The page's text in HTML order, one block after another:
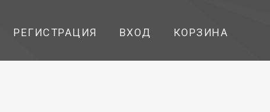
РЕГИСТРАЦИЯ ВХОД КОРЗИНА